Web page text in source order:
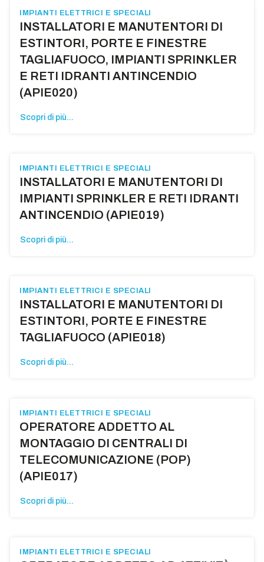
IMPIANTI ELETTRICI E SPECIALI
INSTALLATORI E MANUTENTORI DI
ESTINTORI, PORTE E FINESTRE
TAGLIAFUOCO, IMPIANTI SPRINKLER
E RETI IDRANTI ANTINCENDIO
(APIE020)
Scopri di più...
IMPIANTI ELETTRICI E SPECIALI
INSTALLATORI E MANUTENTORI DI
IMPIANTI SPRINKLER E RETI IDRANTI
ANTINCENDIO (APIE019)
Scopri di più...
IMPIANTI ELETTRICI E SPECIALI
INSTALLATORI E MANUTENTORI DI
ESTINTORI, PORTE E FINESTRE
TAGLIAFUOCO (APIE018)
Scopri di più...
IMPIANTI ELETTRICI E SPECIALI
OPERATORE ADDETTO AL
MONTAGGIO DI CENTRALI DI
TELECOMUNICAZIONE (POP)
(APIE017)
Scopri di più...
IMPIANTI ELETTRICI E SPECIALI